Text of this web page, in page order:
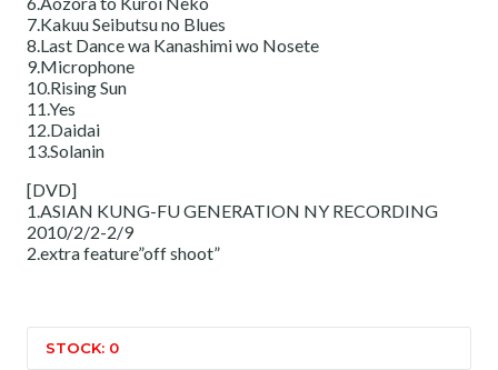
7.Kakuu Seibutsu no Blues
8.Last Dance wa Kanashimi wo Nosete
9.Microphone
10.Rising Sun
11.Yes
12.Daidai
13.Solanin
[DVD]
1.ASIAN KUNG-FU GENERATION NY RECORDING
2010/2/2-2/9
2.extra feature”off shoot”
STOCK: 0